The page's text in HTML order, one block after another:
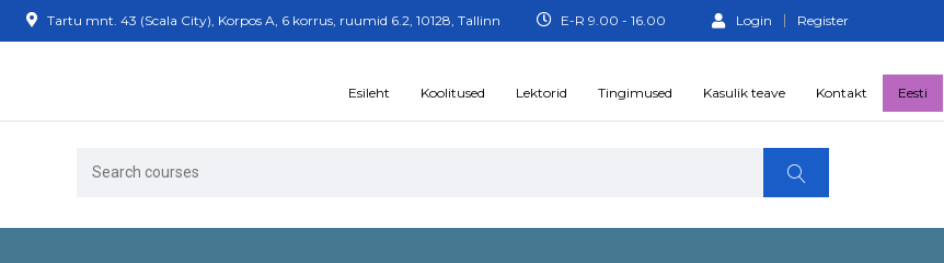
Login Register
E-R 9.00 - 16.00
Tartu mnt. 43 (Scala City), Korpos A, 6 korrus, ruumid 6.2, 10128, Tallinn
Esileht Koolitused Lektorid Tingimused Kasulik teave Kontakt Eesti